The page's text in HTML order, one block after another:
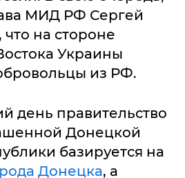
МИД РФ Сергей
на стороне
Украины
из РФ.
день правительство
Донецкой
базируется на
Донецка, а